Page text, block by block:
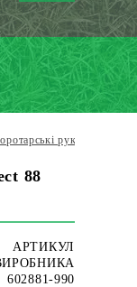
рукавиці
88
АРТИКУЛ
602881-990